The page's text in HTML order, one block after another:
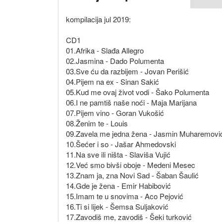
kompilacija jul 2019:
CD1
01.Afrika - Slađa Allegro
02.Jasmina - Dado Polumenta
03.Sve ću da razbijem - Jovan Perišić
04.Pijem na ex - Sinan Sakić
05.Kud me ovaj život vodi - Šako Polumenta
06.I ne pamtiš naše noći - Maja Marijana
07.Pijem vino - Goran Vukošić
08.Ženim te - Louis
09.Zavela me jedna žena - Jasmin
10.Šećer i so - Jašar Ahmedovski
11.Na sve ili ništa - Slaviša Vujić
12.Već smo bivši oboje - Medeni Mesec
13.Znam ja, zna Novi Sad - Šaban Šaulić
14.Gde je žena - Emir Habibović
15.Imam te u snovima - Aco Pejović
16.Ti si lijek - Šemsa Suljaković
17.Zavodiš me, zavodiš - Šeki turković